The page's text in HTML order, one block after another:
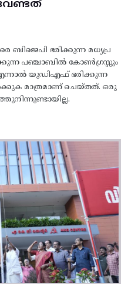
ബിജെപി ഭരിക്കുന്ന മധ്യപ്ര
പഞ്ചാബിൽ കോൺഗ്രസ്സും
യുഡിഎഫ് ഭരിക്കുന്ന
മാത്രമാണ് ചെയ്തത്. ഒരു